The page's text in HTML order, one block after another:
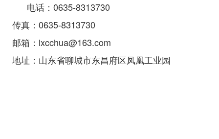
电话：0635-8313730
传真：0635-8313730
邮箱：lxcchua@163.com
地址： 山东省聊城市东昌府区凤凰工业园